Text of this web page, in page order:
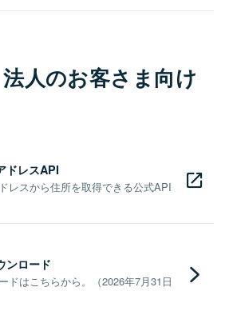
人のお客さま向け
ドレスAPI
レスから住所を取得できる公式API
ンロード
ドはこちらから。（2026年7月31日